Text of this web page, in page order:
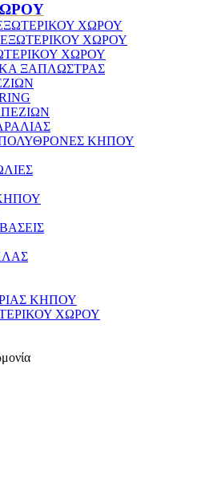
ΧΩΡΟΥ
ΧΩΡΟΥ
ΧΩΡΟΥ
ΞΑΠΛΩΣΤΡΑΣ
ΚΗΠΟΥ
ΚΗΠΟΥ
ΧΩΡΟΥ